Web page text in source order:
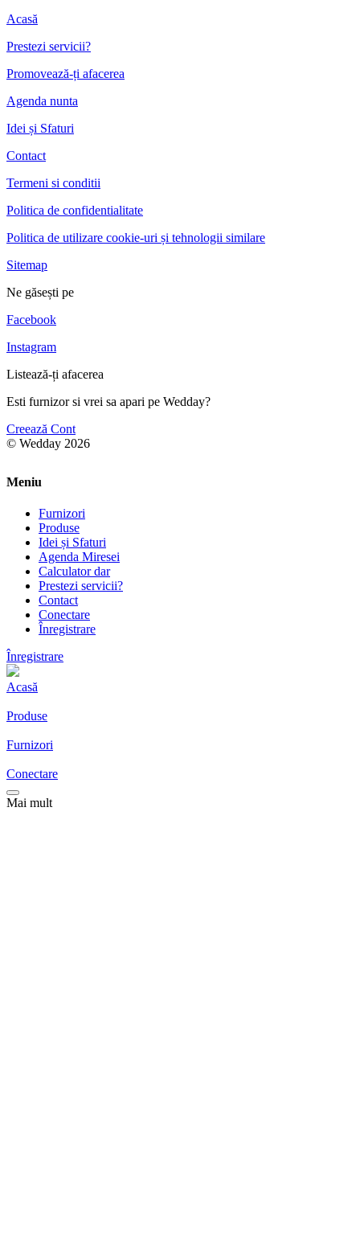
Acasă
Prestezi servicii?
Promovează-ți afacerea
Agenda nunta
Idei și Sfaturi
Contact
Termeni si conditii
Politica de confidentialitate
Politica de utilizare cookie-uri și tehnologii similare
Sitemap
Ne găsești pe
Facebook
Instagram
Listează-ți afacerea
Esti furnizor si vrei sa apari pe Wedday?
Creează Cont
© Wedday 2026
Meniu
Furnizori
Produse
Idei și Sfaturi
Agenda Miresei
Calculator dar
Prestezi servicii?
Contact
Conectare
Înregistrare
Înregistrare
Acasă
Produse
Furnizori
Conectare
Mai mult